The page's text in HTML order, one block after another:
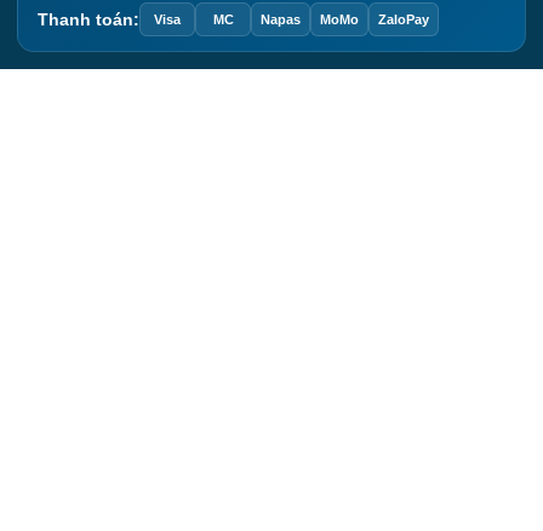
Thanh toán:
Visa MC Napas MoMo ZaloPay